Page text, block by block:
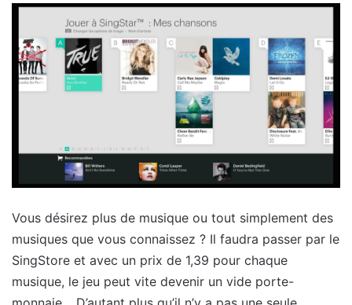
Vous désirez plus de musique ou tout simplement des
musiques que vous connaissez ? Il faudra passer par le
SingStore et avec un prix de 1,39 pour chaque
musique, le jeu peut vite devenir un vide porte-